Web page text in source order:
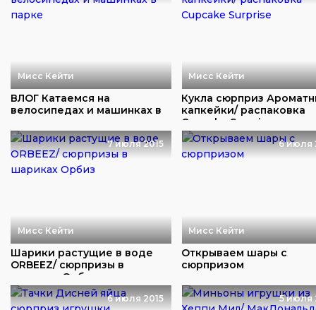
Мисс Кейти
ВЛОГ Катаемся на
велосипедах и машинках в
Мисс Кейти
Кукла сюрприз
капкейки/ распаковка
Cupcake Surpris...
7 июля 2015
Мисс Кейти
Шарики растущие в воде
ORBEEZ/ сюрпризы в
шариках Орбиз
6 июля
Мисс Кейти
Открываем шары с
сюрпризом
6 июля 2015 5 июля